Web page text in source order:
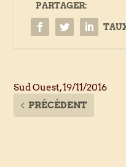
PARTAGER:
Sud Ouest, 19/11/2016
PRÉCÉDENT